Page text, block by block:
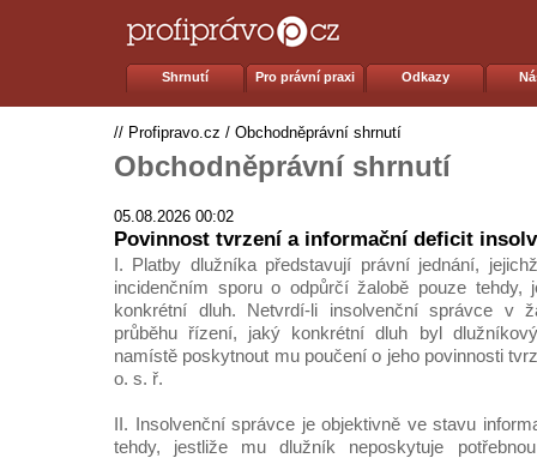
Shrnutí Pro právní praxi Odkazy
// Profipravo.cz / Obchodněprávní shrnutí
Obchodněprávní shrnutí
05.08.2026 00:02
Povinnost tvrzení a informační deficit
I. Platby dlužníka představují právní jednání,
incidenčním sporu o odpůrčí žalobě pouze tehdy,
konkrétní dluh. Netvrdí-li insolvenční správce v
průběhu řízení, jaký konkrétní dluh byl
namístě poskytnout mu poučení o jeho povinnosti
o. s. ř.
II. Insolvenční správce je objektivně ve stavu
tehdy, jestliže mu dlužník neposkytuje